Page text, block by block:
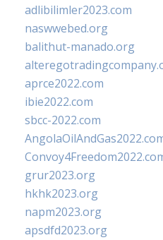
adlibilimler2023.com
naswwebed.org
balithut-manado.org
aprce2022.com
ibie2022.com
sbcc-2022.com
grur2023.org
hkhk2023.org
napm2023.org
apsdfd2023.org